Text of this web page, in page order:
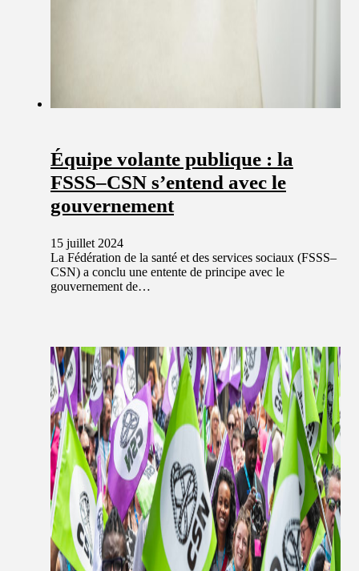
Équipe volante publique : la
FSSS–CSN s’entend avec le
gouvernement
15 juillet 2024
La Fédération de la santé et des services sociaux (FSSS–
CSN) a conclu une entente de principe avec le
gouvernement de…